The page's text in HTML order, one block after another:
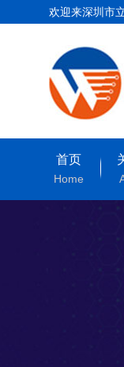
欢迎来深圳市
首页
Home